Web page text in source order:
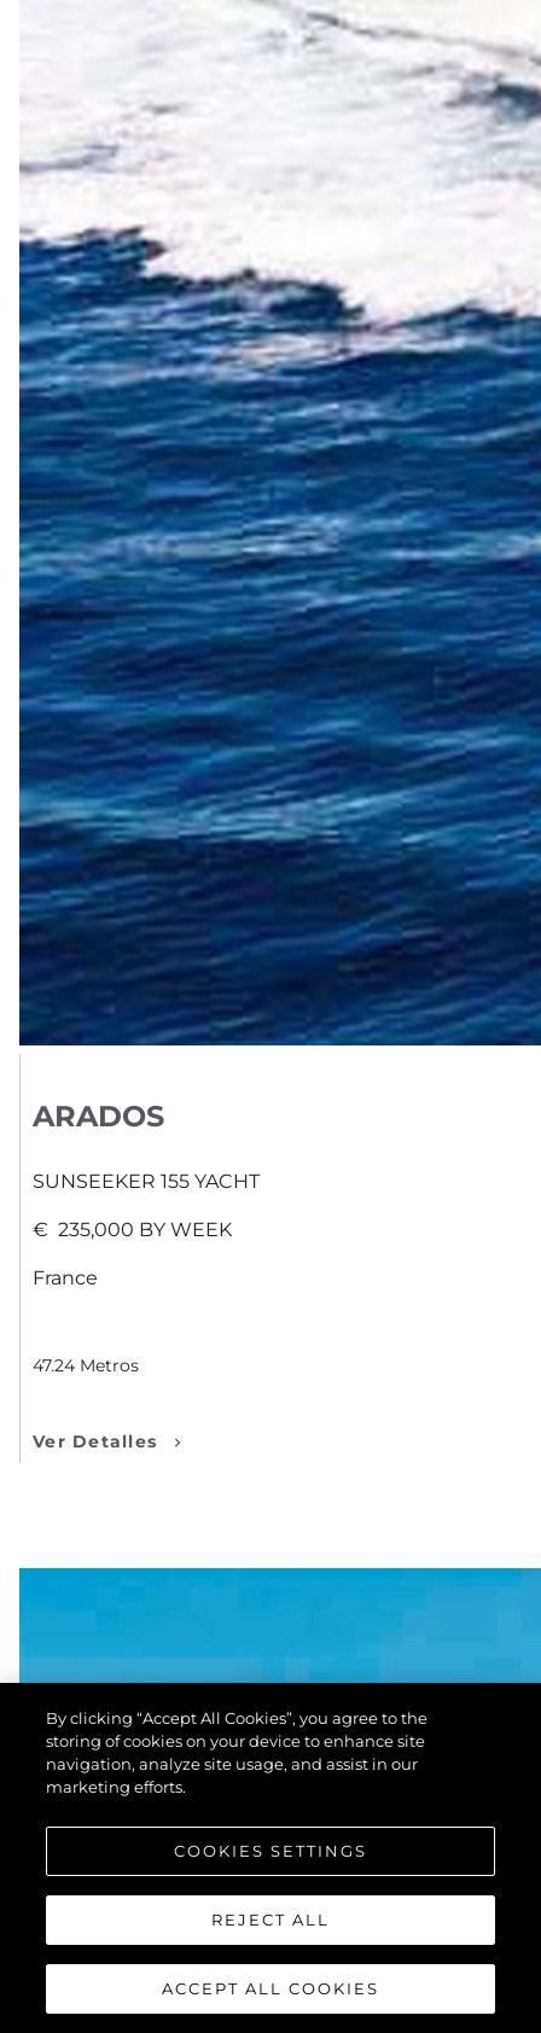
ARADOS
SUNSEEKER 155 YACHT
€ 235,000 BY WEEK
France
47.24 Metros
Ver Detalles
By clicking “Accept All Cookies”, you agree to the
storing of cookies on your device to enhance site
navigation, analyze site usage, and assist in our
marketing efforts.
COOKIES SETTINGS
REJECT ALL
ACCEPT ALL COOKIES